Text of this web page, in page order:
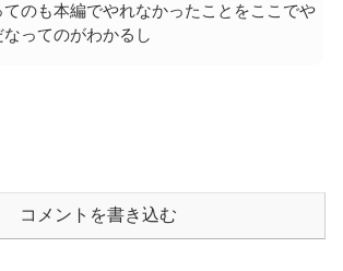
てのも本編でやれなかったことをここでや
ってのがわかるし
コメントを書き込む